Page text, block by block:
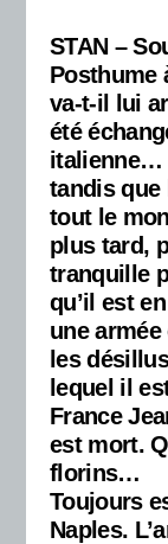
STAN –
Posthume
va-t-il lui
été
italienne…
tandis que
tout le
plus tard,
tranquille
qu’il est
une
les
lequel il
France
est mort.
florins…
Toujours
Naples.